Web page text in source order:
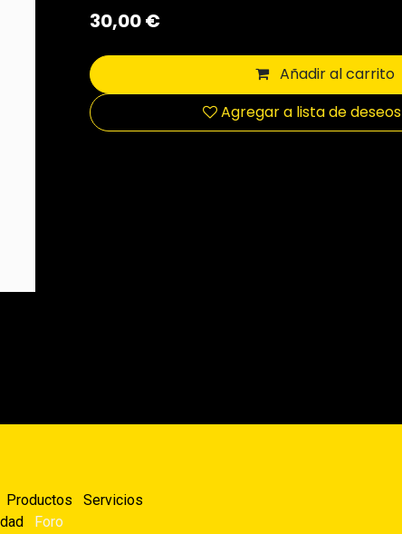
30,00€
Añadir al carrito
Agregar a lista de deseos
Productos
Servicios
Foro